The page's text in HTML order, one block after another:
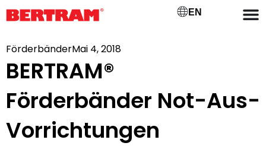
EN
FörderbänderMai 4, 2018
BERTRAM®
Förderbänder Not-Aus-
Vorrichtungen